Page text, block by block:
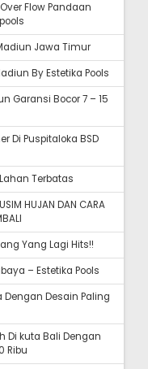
Flow Pandaan
Jawa Timur
By Estetika Pools
Garansi Bocor 7 – 15
Di Puspitaloka BSD
Terbatas
HUJAN DAN CARA
Yang Lagi Hits!!
– Estetika Pools
Dengan Desain Paling
Di kuta Bali Dengan
Ribu